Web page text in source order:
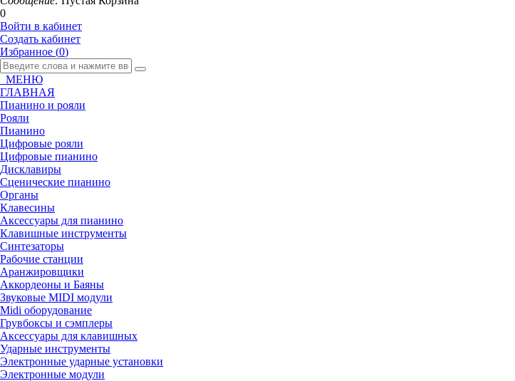
0
Войти в кабинет
Создать кабинет
Избранное (0)
МЕНЮ
ГЛАВНАЯ
Пианино и рояли
Рояли
Пианино
Цифровые рояли
Цифровые пианино
Дисклавиры
Сценические пианино
Органы
Клавесины
Аксессуары для пианино
Клавишные инструменты
Синтезаторы
Рабочие станции
Аранжировщики
Аккордеоны и Баяны
Звуковые MIDI модули
Midi оборудование
Грувбоксы и сэмплеры
Аксессуары для клавишных
Ударные инструменты
Электронные ударные установки
Электронные модули